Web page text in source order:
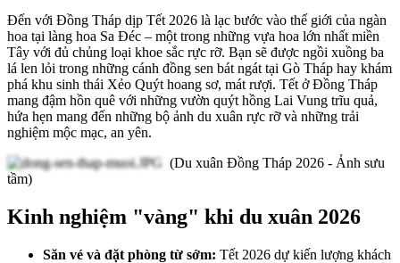
Đến với Đồng Tháp dịp Tết 2026 là lạc bước vào thế giới của ngàn
hoa tại làng hoa Sa Đéc – một trong những vựa hoa lớn nhất miền
Tây với đủ chủng loại khoe sắc rực rỡ. Bạn sẽ được ngồi xuồng ba
lá len lỏi trong những cánh đồng sen bát ngát tại Gò Tháp hay khám
phá khu sinh thái Xẻo Quýt hoang sơ, mát rượi. Tết ở Đồng Tháp
mang đậm hồn quê với những vườn quýt hồng Lai Vung trĩu quả,
hứa hẹn mang đến những bộ ảnh du xuân rực rỡ và những trải
nghiệm mộc mạc, an yên.
(Du xuân Đồng Tháp 2026 - Ảnh sưu
tầm)
Kinh nghiệm "vàng" khi du xuân 2026
Săn vé và đặt phòng từ sớm: Tết 2026 dự kiến lượng khách